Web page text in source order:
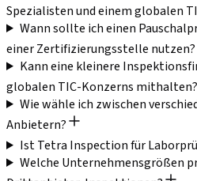
Spezialisten und einem globalen
Wann sollte ich einen
einer Zertifizierungsstelle nutzen?
Kann eine kleinere
globalen TIC-Konzerns mithalten?
Wie wähle ich zwischen
Anbietern?
Ist Tetra Inspection für
Welche Unternehmensgrößen